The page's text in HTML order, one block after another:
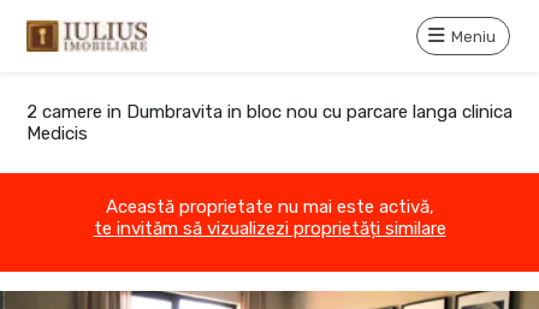
Meniu
2 camere in Dumbravita in bloc nou cu parcare langa clinica
Medicis
Această proprietate nu mai este activă,
te invităm să vizualizezi proprietăți similare